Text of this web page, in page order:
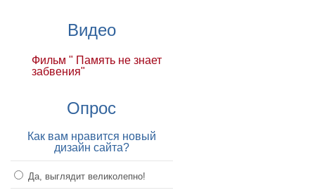
Видео
Фильм " Память не знает
забвения"
Опрос
Как вам нравится новый
дизайн сайта?
Да, выглядит великолепно!